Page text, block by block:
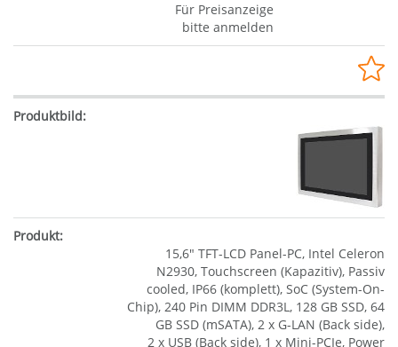
Für Preisanzeige
bitte anmelden
15,6" TFT-LCD Panel-PC, Intel Celeron
N2930, Touchscreen (Kapazitiv), Passiv
cooled, IP66 (komplett), SoC (System-On-
Chip), 240 Pin DIMM DDR3L, 128 GB SSD, 64
GB SSD (mSATA), 2 x G-LAN (Back side),
2 x USB (Back side), 1 x Mini-PCIe, Power